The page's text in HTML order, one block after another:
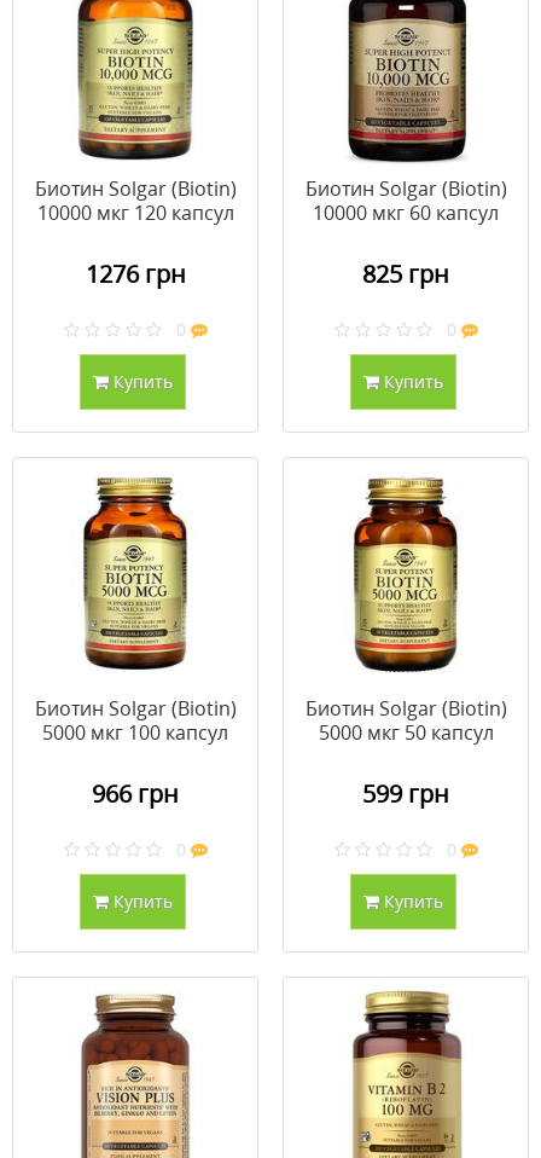
Биотин Solgar (Biotin)
10000 мкг 120 капсул
1276 грн
0
Купить
Биотин Solgar (Biotin)
10000 мкг 60 капсул
825 грн
0
Купить
Биотин Solgar (Biotin)
5000 мкг 100 капсул
966 грн
0
Купить
Биотин Solgar (Biotin)
5000 мкг 50 капсул
599 грн
0
Купить